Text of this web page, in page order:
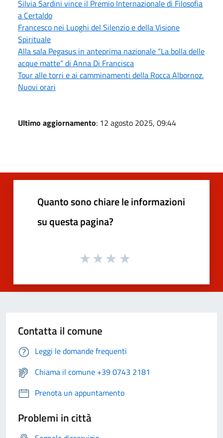
Silvia Sardini vince il Premio Internazionale di Filosofia
a Certaldo
Francesco nei Luoghi del Silenzio e della Visione
Spirituale
Alla sala Pegasus in anteprima nazionale “La bolla delle
acque matte” di Anna Di Francisca
Tour alle torri e ai camminamenti della Rocca Albornoz.
Nuovi orari
Ultimo aggiornamento: 12 agosto 2025, 09:44
Quanto sono chiare le informazioni
su questa pagina?
Contatta il comune
Leggi le domande frequenti
Chiama il comune +39 0743 2181
Prenota un appuntamento
Problemi in città